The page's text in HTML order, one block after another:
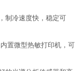
制冷速度快，稳定可
置微型热敏打印机，可